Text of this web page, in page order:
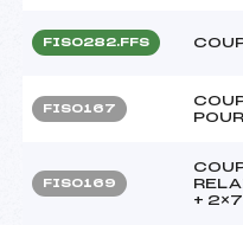
FIS0282.FFS
FIS0167
FIS0169
+